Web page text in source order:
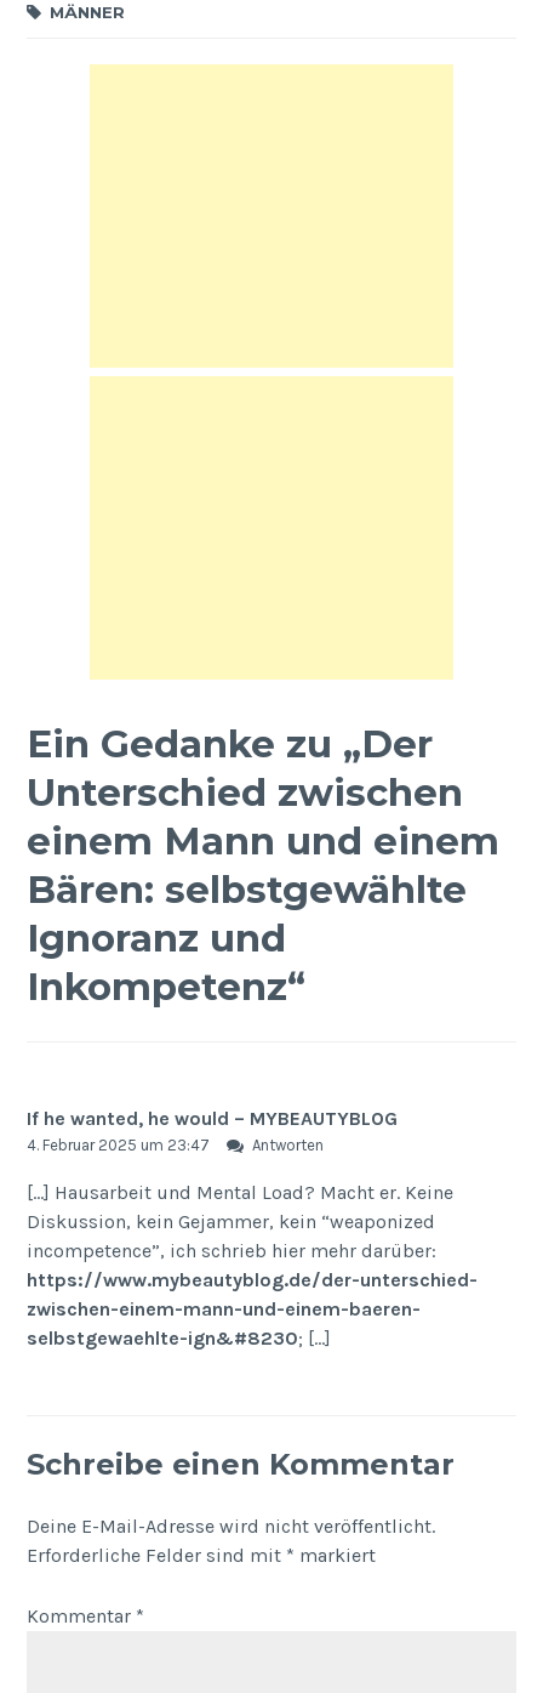
MÄNNER
Ein Gedanke zu „Der
Unterschied zwischen
einem Mann und einem
Bären: selbstgewählte
Ignoranz und
Inkompetenz“
If he wanted, he would – MYBEAUTYBLOG
4. Februar 2025 um 23:47 Antworten
[…] Hausarbeit und Mental Load? Macht er. Keine
Diskussion, kein Gejammer, kein “weaponized
incompetence”, ich schrieb hier mehr darüber:
https://www.mybeautyblog.de/der-unterschied-
zwischen-einem-mann-und-einem-baeren-
selbstgewaehlte-ign&#8230; […]
Schreibe einen Kommentar
Deine E-Mail-Adresse wird nicht veröffentlicht.
Erforderliche Felder sind mit * markiert
Kommentar *